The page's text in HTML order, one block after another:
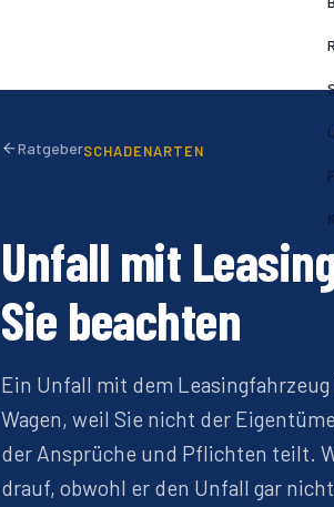
RatgeberSCHADENARTEN
Unfall mit
Sie beachten
Ein Unfall mit dem
Wagen, weil Sie nicht der
der Ansprüche und Pflichten teilt.
drauf, obwohl er den Unfall gar